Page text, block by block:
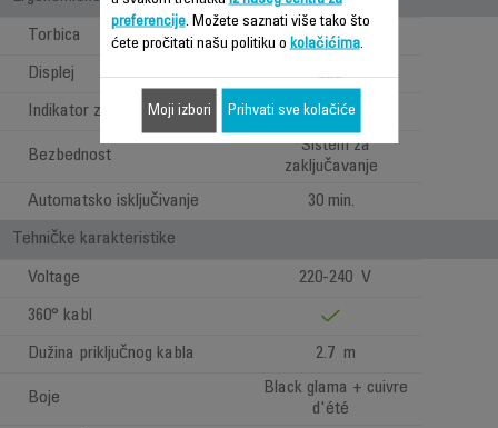
Torbica
Displej LED
Indikator zagrevanja
Bezbednost
Sistem za
zaključavanje
Automatsko isključivanje
30 min.
Tehničke karakteristike
Voltage 220-240 V
360° kabl
Dužina priključnog kabla 2.7 m
Boje
Black glama + cuivre
d'été
preferencije. Možete saznati više tako što
ćete pročitati našu politiku o kolačićima.
Moji izbori Prihvati sve kolačiće